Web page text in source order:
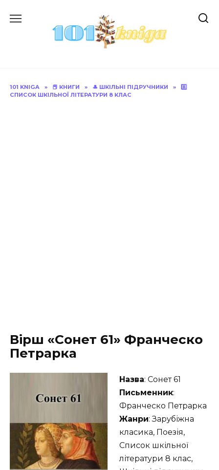
до
101 KNIGA » 📕 КНИГИ » 🎩 ШКІЛЬНІ ПІДРУЧНИКИ »
8️⃣
СПИСОК ШКІЛЬНОЇ ЛІТЕРАТУРИ 8 КЛАС
Вірш «Сонет 61» Франческо
Петрарка
Назва: Сонет 61
Письменник:
Франческо Петрарка
Жанри: Зарубіжна
класика, Поезія,
Список шкільної
літератури 8 клас,